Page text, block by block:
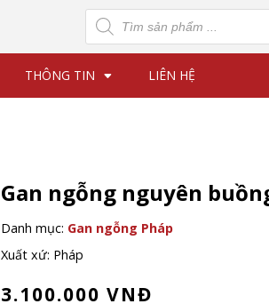
Tìm
kiếm
sản
phẩm
THÔNG TIN LIÊN HỆ
Gan ngỗng nguyên
Danh mục: Gan ngỗng Pháp
Xuất xứ: Pháp
3.100.000 VNĐ